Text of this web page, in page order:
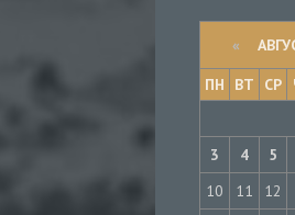
«
ПН
ВТ СР
3
4 5
10
11 12